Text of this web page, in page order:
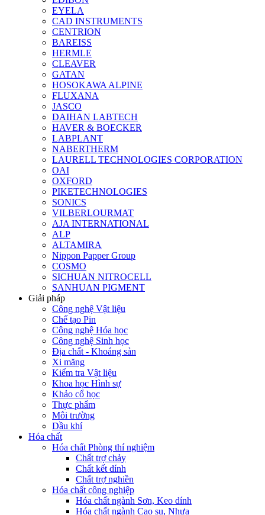
EYELA
CAD INSTRUMENTS
CENTRION
BAREISS
HERMLE
CLEAVER
GATAN
HOSOKAWA ALPINE
FLUXANA
JASCO
DAIHAN LABTECH
HAVER & BOECKER
LABPLANT
NABERTHERM
LAURELL TECHNOLOGIES CORPORATION
OAI
OXFORD
PIKETECHNOLOGIES
SONICS
VILBERLOURMAT
AJA INTERNATIONAL
ALP
ALTAMIRA
Nippon Papper Group
COSMO
SICHUAN NITROCELL
SANHUAN PIGMENT
Giải pháp
Công nghệ Vật liệu
Chế tạo Pin
Công nghệ Hóa học
Công nghệ Sinh học
Địa chất - Khoáng sản
Xi măng
Kiểm tra Vật liệu
Khoa học Hình sự
Khảo cổ học
Thực phẩm
Môi trường
Dầu khí
Hóa chất
Hóa chất Phòng thí nghiệm
Chất trợ chảy
Chất kết dính
Chất trợ nghiền
Hóa chất công nghiệp
Hóa chất ngành Sơn, Keo dính
Hóa chất ngành Cao su, Nhựa